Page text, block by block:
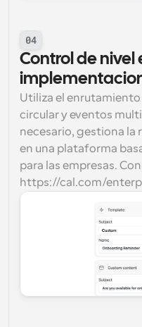
04
Control de
Utiliza el
circular y eventos
necesario, gestiona la
en una plataforma
para las empresas.
https://cal.com/